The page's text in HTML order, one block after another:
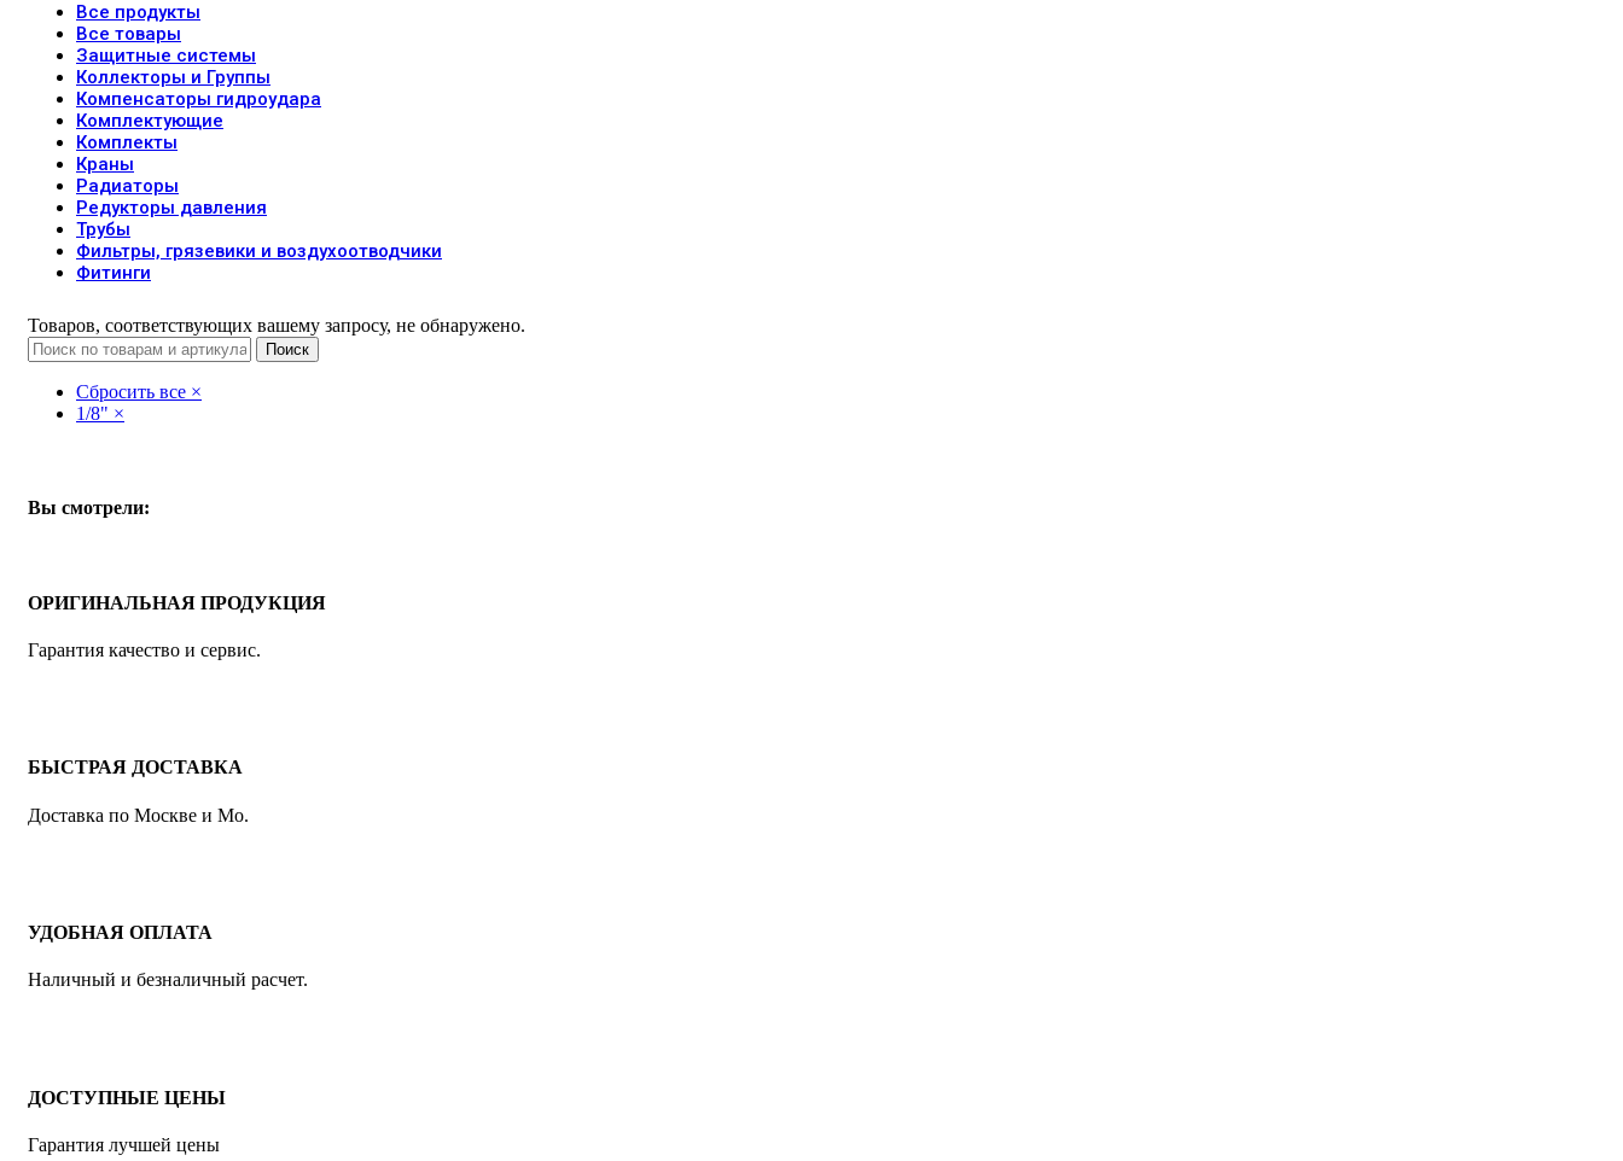
Все продукты
Все товары
Защитные системы
Коллекторы и Группы
Компенсаторы гидроудара
Комплектующие
Комплекты
Краны
Радиаторы
Редукторы давления
Трубы
Фильтры, грязевики и воздухоотводчики
Фитинги
Товаров, соответствующих вашему запросу, не обнаружено.
Поиск
Сбросить все ×
1/8" ×
Вы смотрели:
ОРИГИНАЛЬНАЯ ПРОДУКЦИЯ
Гарантия качество и сервис.
БЫСТРАЯ ДОСТАВКА
Доставка по Москве и Мо.
УДОБНАЯ ОПЛАТА
Наличный и безналичный расчет.
ДОСТУПНЫЕ ЦЕНЫ
Гарантия лучшей цены